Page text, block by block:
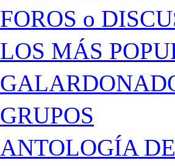
FOROS o
LOS MÁS
GRUPOS
ANTOLOGÍA